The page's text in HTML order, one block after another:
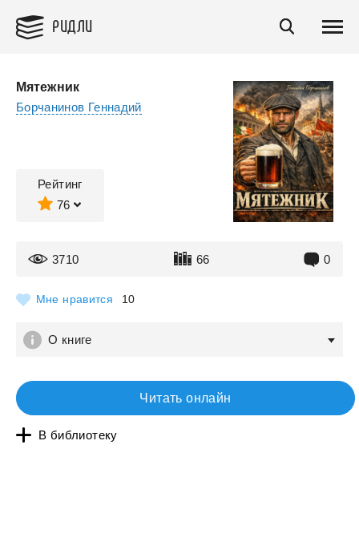
РИДЛИ
Мятежник
Борчанинов Геннадий
Рейтинг
76
3710 66 0
Мне нравится 10
О книге
Читать онлайн
В библиотеку